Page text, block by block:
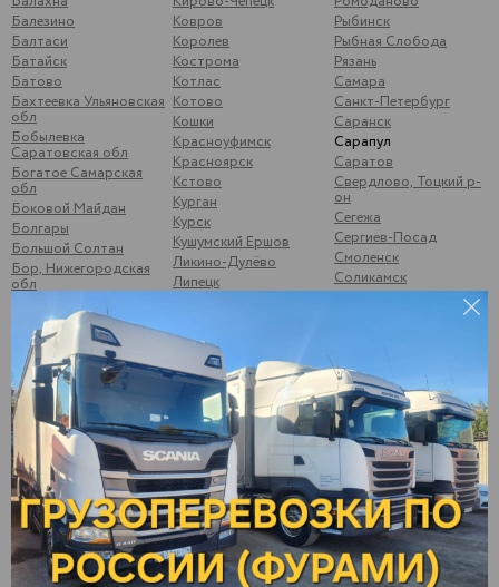
Балезино
Балтаси
Батайск
Батово
Бахтеевка Ульяновская
обл
Бобылевка
Саратовская обл
Богатое Самарская
обл
Боковой Майдан
Болгары
Большой Солтан
Бор, Нижегородская
обл
Брянск
Бугульма
Бузулук
Буинск
Варна
Верхние Татышлы
Верхняя Мактама
Верхошижемье
Владимир
Волгоград
Волжск
Волжский
Вологда
Ковров
Королев
Кострома
Котлас
Котово
Кошки
Красноуфимск
Красноярск
Кстово
Курган
Курск
Кушумский Ершов
Ликино-Дулёво
Липецк
Магнитогорск
Малая Вишера
Малая Пурга
Менделеевск
Можайск
Можга
Москва
Мулянка
Муром
Набережные Челны
Невьянск
Нефтеюганск
Рыбинск
Рыбная Слобода
Рязань
Самара
Санкт-Петербург
Саранск
Сарапул
Саратов
Свердлово, Тоцкий р-
он
Сегежа
Сергиев-Посад
Смоленск
Соликамск
Старый Оскол
Сургут
Сызрань
Сыктывкар
Тамбов
Тверь
Темрюк
Тимашево
Тольятти
Ува
Ульяновск
Усть-Катав